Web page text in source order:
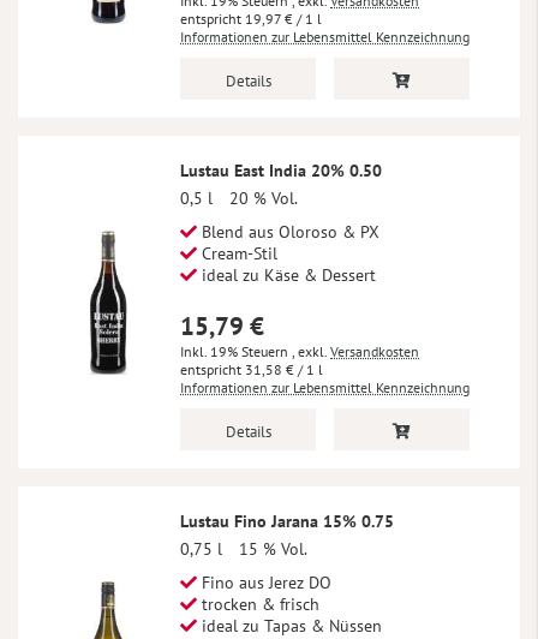
19,97 € / 1 l
Informationen zur Lebensmittel Kennzeichnung
Details
Lustau East India 20% 0.50
0,5 l
20 % Vol.
Blend aus Oloroso & PX
Cream-Stil
ideal zu Käse & Dessert
15,79 €
Inkl. 19% Steuern , exkl. Versandkosten
31,58 € / 1 l
Informationen zur Lebensmittel Kennzeichnung
Details
Lustau Fino Jarana 15% 0.75
0,75 l
15 % Vol.
Fino aus Jerez DO
trocken & frisch
ideal zu Tapas & Nüssen